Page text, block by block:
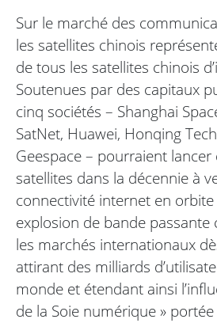
Sur le marché des
les satellites chinois
de tous les satellites chinois
Soutenues par des capitaux
cinq sociétés – Shanghai
SatNet, Huawei, Honqing
Geespace – pourraient
satellites dans la décennie à
connectivité internet en
explosion de bande passante
les marchés internationaux
attirant des milliards
monde et étendant ainsi
de la Soie numérique »